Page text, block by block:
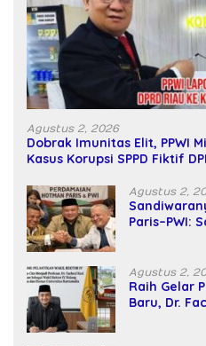
Agustus 2, 2026
Dobrak Imunitas Elit, PPWI
Kasus Korupsi SPPD Fiktif
Agustus 2,
Paris–PWI:
Agustus 2,
Raih Gelar
Baru, Dr.